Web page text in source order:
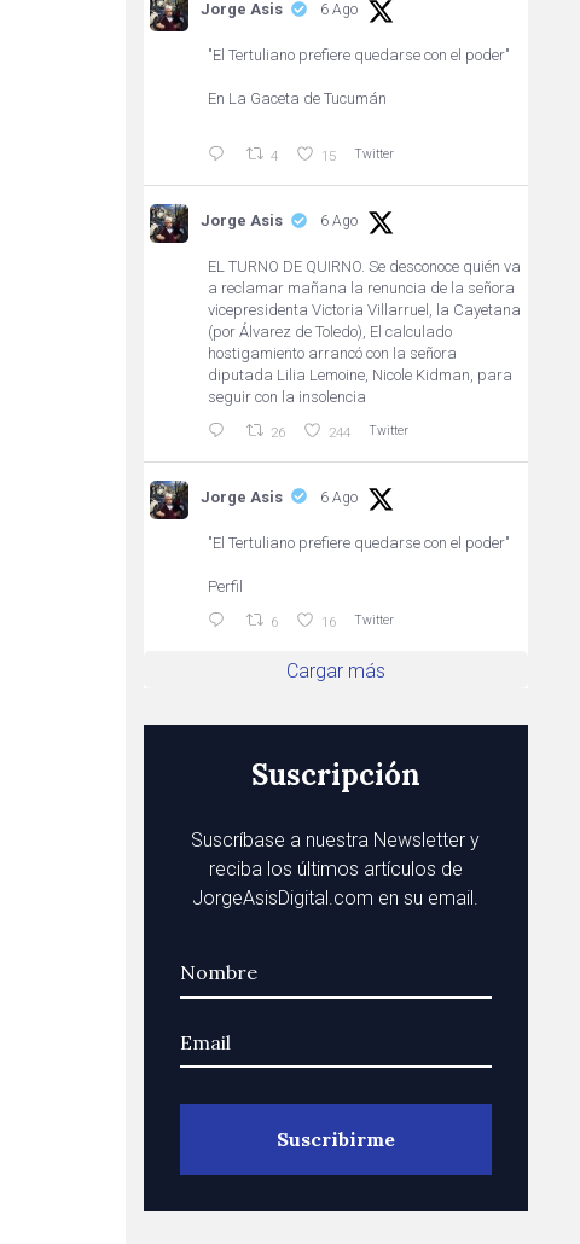
Jorge Asis 6 Ago
"El Tertuliano prefiere quedarse con el poder"
En La Gaceta de Tucumán
4 15 Twitter
Jorge Asis 6 Ago
EL TURNO DE QUIRNO. Se desconoce quién va
a reclamar mañana la renuncia de la señora
vicepresidenta Victoria Villarruel, la Cayetana
(por Álvarez de Toledo), El calculado
hostigamiento arrancó con la señora
diputada Lilia Lemoine, Nicole Kidman, para
seguir con la insolencia
26 244 Twitter
Jorge Asis 6 Ago
"El Tertuliano prefiere quedarse con el poder"
Perfil
6 16 Twitter
Cargar más
Suscripción
Suscríbase a nuestra Newsletter y
reciba los últimos artículos de
JorgeAsisDigital.com en su email.